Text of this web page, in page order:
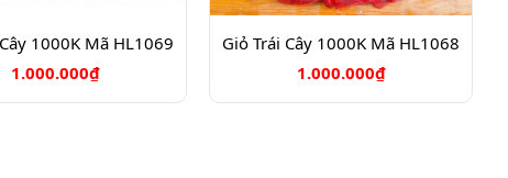
1000K Mã HL1069
1.000.000₫
Giỏ Trái Cây 1000K Mã HL1068
1.000.000₫